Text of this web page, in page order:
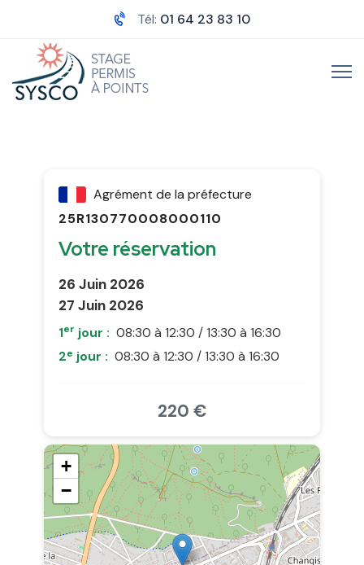
Tél: 01 64 23 83 10
Agrément de la préfecture
25R130770008000110
Votre réservation
26 Juin 2026
27 Juin 2026
1er jour : 08:30 à 12:30 / 13:30 à 16:30
2e jour : 08:30 à 12:30 / 13:30 à 16:30
220 €
+
−